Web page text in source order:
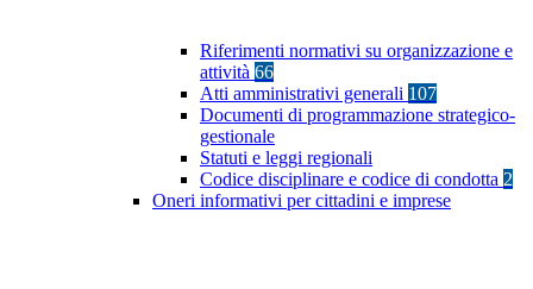
Riferimenti normativi su organizzazione e
attività 66
Atti amministrativi generali 107
Documenti di programmazione strategico-
gestionale
Statuti e leggi regionali
Codice disciplinare e codice di condotta 2
Oneri informativi per cittadini e imprese